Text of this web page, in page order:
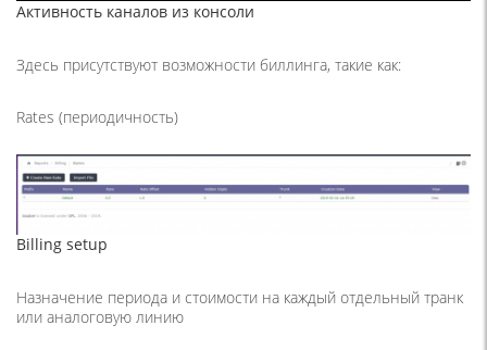
Активность каналов из консоли
Здесь присутствуют возможности биллинга, такие как:
Rates (периодичность)
Billing setup
Назначение периода и стоимости на каждый отдельный транк
или аналоговую линию